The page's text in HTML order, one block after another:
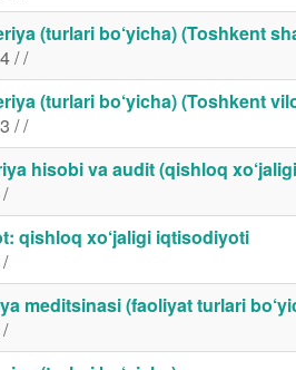
(turlari bo‘yicha) (Toshkent
/ /
(turlari bo‘yicha) (Toshkent
/ /
hisobi va audit (qishloq
qishloq xo‘jaligi iqtisodiyoti
meditsinasi (faoliyat turlari